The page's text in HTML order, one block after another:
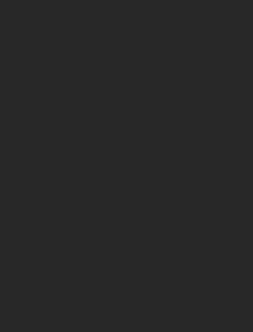
Уровень окружающего
слышать разговор в
мотосанями, но при езде
более четкой связи и
или сделать телефонные звонки